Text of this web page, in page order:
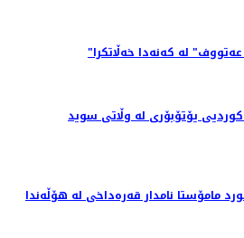
لە کەنەدا خەڵاتکرا
یۆتۆبۆری لە وڵاتی سوید
مامۆستا نامدار قەرەداخی لە هۆڵەندا